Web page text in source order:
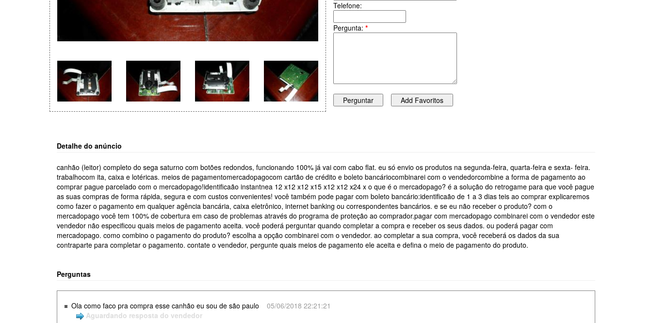
Telefone:
Pergunta: *
Detalhe do anúncio
canhão (leitor) completo do sega saturno com botões redondos, funcionando 100% já vai com cabo flat. eu só envio os produtos na segunda-feira, quarta-feira e sexta- feira.
trabalhocom ita, caixa e lotéricas. meios de pagamentomercadopagocom cartão de crédito e boleto bancáriocombinarei com o vendedorcombine a forma de pagamento ao
comprar pague parcelado com o mercadopago!identificaão instantnea 12 x12 x12 x15 x12 x12 x24 x o que é o mercadopago? é a solução do retrogame para que você pague
as suas compras de forma rápida, segura e com custos convenientes! você também pode pagar com boleto bancário:identificaão de 1 a 3 dias teis ao comprar explicaremos
como fazer o pagamento em qualquer agência bancária, caixa eletrônico, internet banking ou correspondentes bancários. e se eu não receber o produto? com o
mercadopago você tem 100% de cobertura em caso de problemas através do programa de proteção ao comprador.pagar com mercadopago combinarei com o vendedor este
vendedor não especificou quais meios de pagamento aceita. você poderá perguntar quando completar a compra e receber os seus dados. ou poderá pagar com
mercadopago. como combino o pagamento do produto? escolha a opção combinarei com o vendedor. ao completar a sua compra, você receberá os dados da sua
contraparte para completar o pagamento. contate o vendedor, pergunte quais meios de pagamento ele aceita e defina o meio de pagamento do produto.
Perguntas
Ola como faco pra compra esse canhão eu sou de são paulo
05/06/2018 22:21:21
Aguardando resposta do vendedor